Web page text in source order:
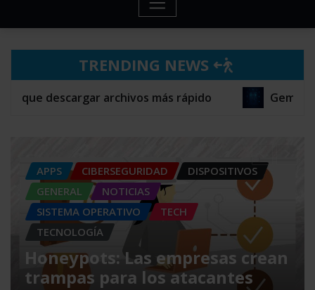
TRENDING NEWS
archivos más rápido Gemelos Digitales:
NOTICIAS
SIN CATEGORÍA
SISTEMA OPERATIVO
TECNOLOGÍA
SIEM: El sistema que convierte
miles de registros en
información